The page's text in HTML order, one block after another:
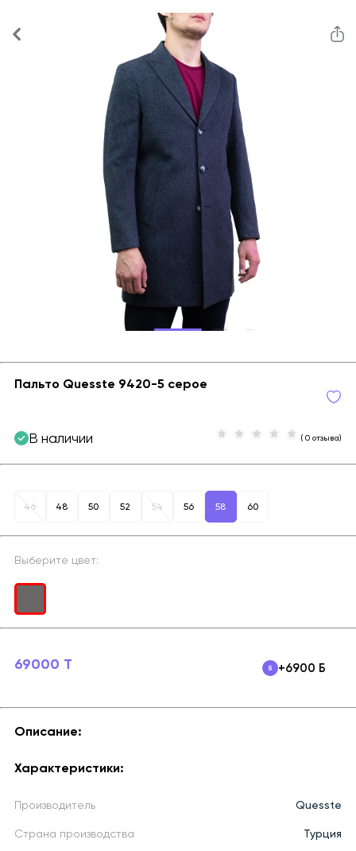
Пальто Quesste 9420-5 серое
В наличии ( 0 отзыва)
46 48 50 52 54 56 58 60
Выберите цвет:
69000 T +6900 Б
Описание:
Характеристики:
Производитель Quesste
Страна производства Турция